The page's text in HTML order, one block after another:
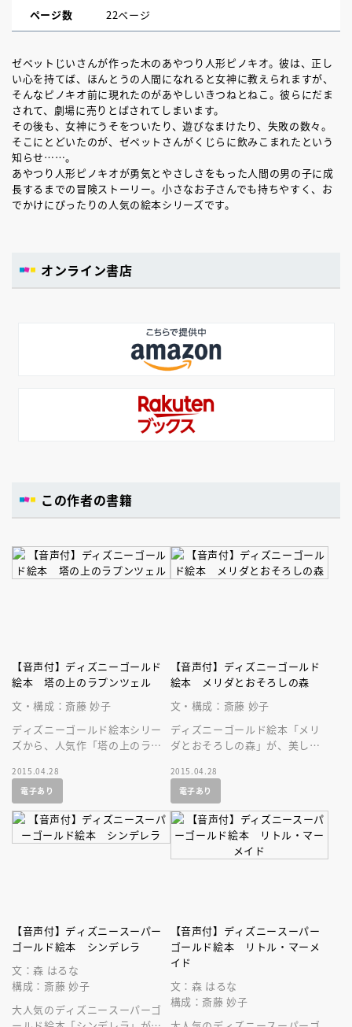
ページ数 22ページ
ゼペットじいさんが作った木のあやつり人形ピノキオ。彼は、正し
い心を持てば、ほんとうの人間になれると女神に教えられますが、
そんなピノキオ前に現れたのがあやしいきつねとねこ。彼らにだま
されて、劇場に売りとばされてしまいます。
その後も、女神にうそをついたり、遊びなまけたり、失敗の数々。
そこにとどいたのが、ゼペットさんがくじらに飲みこまれたという
知らせ……。
あやつり人形ピノキオが勇気とやさしさをもった人間の男の子に成
長するまでの冒険ストーリー。小さなお子さんでも持ちやすく、お
でかけにぴったりの人気の絵本シリーズです。
オンライン書店
この作者の書籍
【音声付】ディズニーゴールド
絵本 塔の上のラプンツェル
文・構成：斎藤 妙子
ディズニーゴールド絵本シリー
ズから、人気作「塔の上のラプ
絵本になって登場です！
2015.04.28
電子あり
【音声付】ディズニーゴールド
絵本 メリダとおそろしの森
文・構成：斎藤 妙子
ディズニーゴールド絵本「メリ
ダとおそろしの森」が、美しい
す！ ディズニーの人気作を持
ち歩こう！
2015.04.28
電子あり
【音声付】ディズニースーパー
ゴールド絵本 シンデレラ
文：森 はるな
構成：斎藤 妙子
大人気のディズニースーパーゴ
【音声付】ディズニースーパー
ゴールド絵本 リトル・マーメ
イド
文：森 はるな
構成：斎藤 妙子